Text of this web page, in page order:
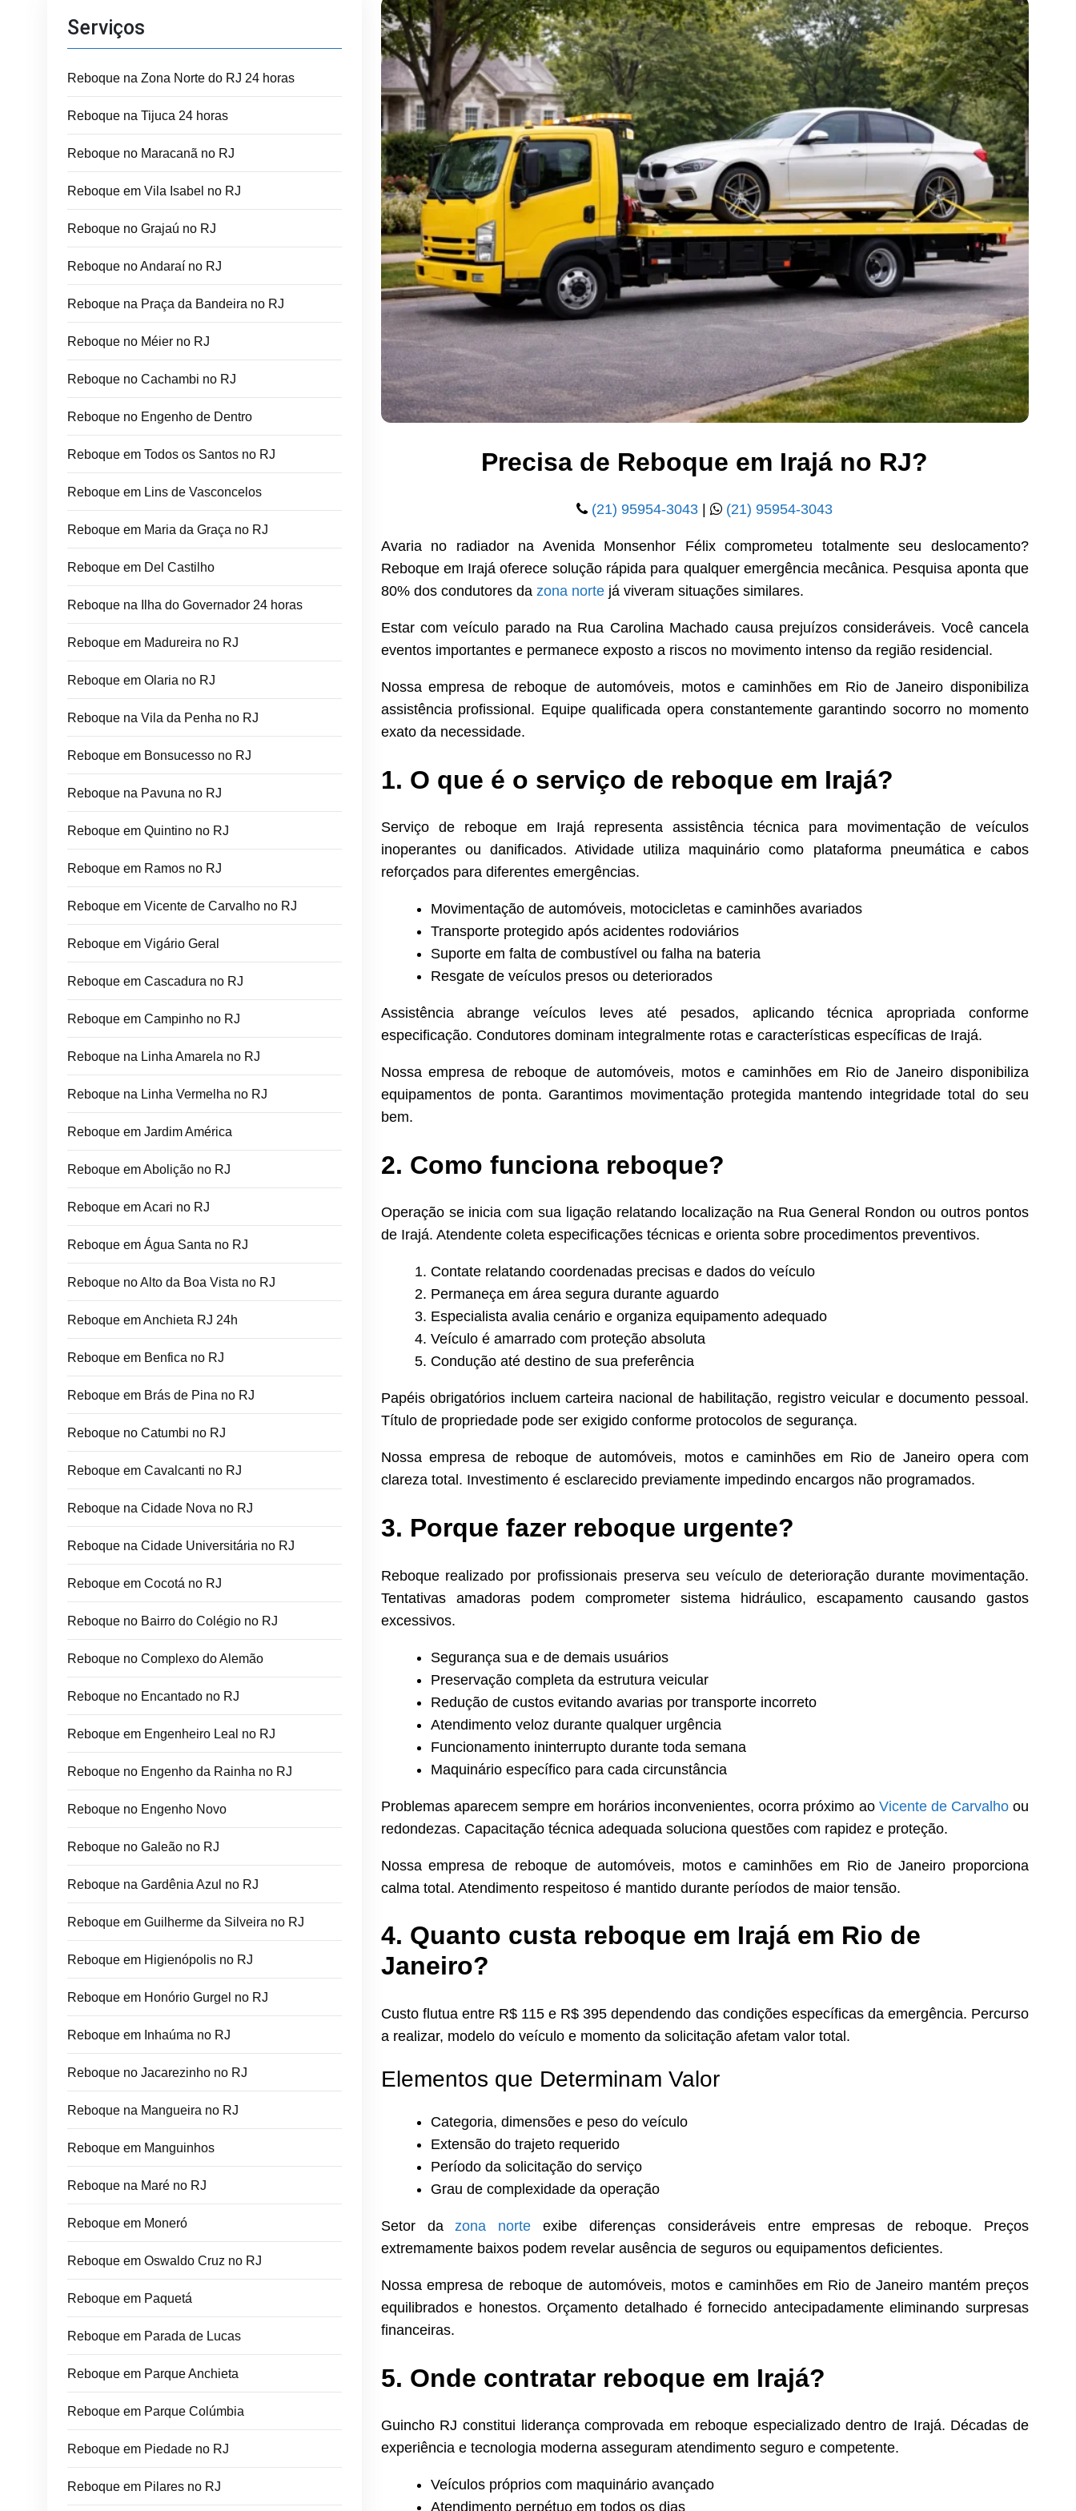
Serviços
Reboque na Zona Norte do RJ 24 horas
Reboque na Tijuca 24 horas
Reboque no Maracanã no RJ
Reboque em Vila Isabel no RJ
Reboque no Grajaú no RJ
Reboque no Andaraí no RJ
Reboque na Praça da Bandeira no RJ
Reboque no Méier no RJ
Reboque no Cachambi no RJ
Reboque no Engenho de Dentro
Reboque em Todos os Santos no RJ
Reboque em Lins de Vasconcelos
Reboque em Maria da Graça no RJ
Reboque em Del Castilho
Reboque na Ilha do Governador 24 horas
Reboque em Madureira no RJ
Reboque em Olaria no RJ
Reboque na Vila da Penha no RJ
Reboque em Bonsucesso no RJ
Reboque na Pavuna no RJ
Reboque em Quintino no RJ
Reboque em Ramos no RJ
Reboque em Vicente de Carvalho no RJ
Reboque em Vigário Geral
Reboque em Cascadura no RJ
Reboque em Campinho no RJ
Reboque na Linha Amarela no RJ
Reboque na Linha Vermelha no RJ
Reboque em Jardim América
Reboque em Abolição no RJ
Reboque em Acari no RJ
Reboque em Água Santa no RJ
Reboque no Alto da Boa Vista no RJ
Reboque em Anchieta RJ 24h
Reboque em Benfica no RJ
Reboque em Brás de Pina no RJ
Reboque no Catumbi no RJ
Reboque em Cavalcanti no RJ
Reboque na Cidade Nova no RJ
Reboque na Cidade Universitária no RJ
Reboque em Cocotá no RJ
Reboque no Bairro do Colégio no RJ
Reboque no Complexo do Alemão
Reboque no Encantado no RJ
Reboque em Engenheiro Leal no RJ
Reboque no Engenho da Rainha no RJ
Reboque no Engenho Novo
Reboque no Galeão no RJ
Reboque na Gardênia Azul no RJ
Reboque em Guilherme da Silveira no RJ
Reboque em Higienópolis no RJ
Reboque em Honório Gurgel no RJ
Reboque em Inhaúma no RJ
Reboque no Jacarezinho no RJ
Reboque na Mangueira no RJ
Reboque em Manguinhos
Reboque na Maré no RJ
Reboque em Moneró
Reboque em Oswaldo Cruz no RJ
Reboque em Paquetá
Reboque em Parada de Lucas
Reboque em Parque Anchieta
Reboque em Parque Colúmbia
Reboque em Piedade no RJ
Reboque em Pilares no RJ
Precisa de Reboque em Irajá no RJ?
(21) 95954-3043 | (21) 95954-3043
Avaria no radiador na Avenida Monsenhor Félix comprometeu totalmente seu deslocamento?
Reboque em Irajá oferece solução rápida para qualquer emergência mecânica. Pesquisa aponta que
80% dos condutores da zona nortejá viveram situações similares.
Estar com veículo parado na Rua Carolina Machado causa prejuízos consideráveis. Você cancela
eventos importantes e permanece exposto a riscos no movimento intenso da região residencial.
Nossa empresa de reboque de automóveis, motos e caminhões em Rio de Janeiro disponibiliza
assistência profissional. Equipe qualificada opera constantemente garantindo socorro no momento
exato da necessidade.
1. O que é o serviço de reboque em Irajá?
Serviço de reboque em Irajá representa assistência técnica para movimentação de veículos
inoperantes ou danificados. Atividade utiliza maquinário como plataforma pneumática e cabos
reforçados para diferentes emergências.
Movimentação de automóveis, motocicletas e caminhões avariados
Transporte protegido após acidentes rodoviários
Suporte em falta de combustível ou falha na bateria
Resgate de veículos presos ou deteriorados
Assistência abrange veículos leves até pesados, aplicando técnica apropriada conforme
especificação. Condutores dominam integralmente rotas e características específicas de Irajá.
Nossa empresa de reboque de automóveis, motos e caminhões em Rio de Janeiro disponibiliza
equipamentos de ponta. Garantimos movimentação protegida mantendo integridade total do seu
bem.
2. Como funciona reboque?
Operação se inicia com sua ligação relatando localização na Rua General Rondon ou outros pontos
de Irajá. Atendente coleta especificações técnicas e orienta sobre procedimentos preventivos.
Contate relatando coordenadas precisas e dados do veículo
Permaneça em área segura durante aguardo
Especialista avalia cenário e organiza equipamento adequado
Veículo é amarrado com proteção absoluta
Condução até destino de sua preferência
Papéis obrigatórios incluem carteira nacional de habilitação, registro veicular e documento pessoal.
Título de propriedade pode ser exigido conforme protocolos de segurança.
Nossa empresa de reboque de automóveis, motos e caminhões em Rio de Janeiro opera com
clareza total. Investimento é esclarecido previamente impedindo encargos não programados.
3. Porque fazer reboque urgente?
Reboque realizado por profissionais preserva seu veículo de deterioração durante movimentação.
Tentativas amadoras podem comprometer sistema hidráulico, escapamento causando gastos
excessivos.
Segurança sua e de demais usuários
Preservação completa da estrutura veicular
Redução de custos evitando avarias por transporte incorreto
Atendimento veloz durante qualquer urgência
Funcionamento ininterrupto durante toda semana
Maquinário específico para cada circunstância
Problemas aparecem sempre em horários inconvenientes, ocorra próximo ao Vicente de Carvalhoou
redondezas. Capacitação técnica adequada soluciona questões com rapidez e proteção.
Nossa empresa de reboque de automóveis, motos e caminhões em Rio de Janeiro proporciona
calma total. Atendimento respeitoso é mantido durante períodos de maior tensão.
4. Quanto custa reboque em Irajá em Rio de
Janeiro?
Custo flutua entre R$ 115 e R$ 395 dependendo das condições específicas da emergência. Percurso
a realizar, modelo do veículo e momento da solicitação afetam valor total.
Elementos que Determinam Valor
Categoria, dimensões e peso do veículo
Extensão do trajeto requerido
Período da solicitação do serviço
Grau de complexidade da operação
Setor dazona norte exibe diferenças consideráveis entre empresas de reboque. Preços
extremamente baixos podem revelar ausência de seguros ou equipamentos deficientes.
Nossa empresa de reboque de automóveis, motos e caminhões em Rio de Janeiro mantém preços
equilibrados e honestos. Orçamento detalhado é fornecido antecipadamente eliminando surpresas
financeiras.
5. Onde contratar reboque em Irajá?
Guincho RJ constitui liderança comprovada em reboque especializado dentro de Irajá. Décadas de
experiência e tecnologia moderna asseguram atendimento seguro e competente.
Veículos próprios com maquinário avançado
Atendimento perpétuo em todos os dias